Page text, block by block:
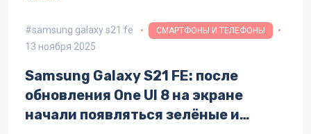
samsung galaxy s21 fe СМАРТФОНЫ И ТЕЛЕФОНЫ
13 ноября 2025
Samsung Galaxy S21 FE: после
обновления One UI 8 на экране
начали появляться зелёные и